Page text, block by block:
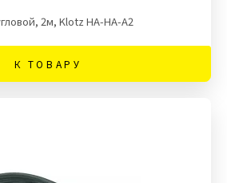
2м, Klotz HA-HA-A2
К ТОВАРУ